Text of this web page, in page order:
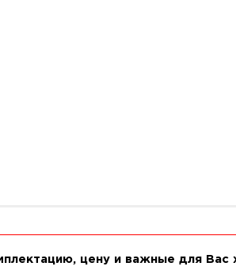
цену и важные для Вас